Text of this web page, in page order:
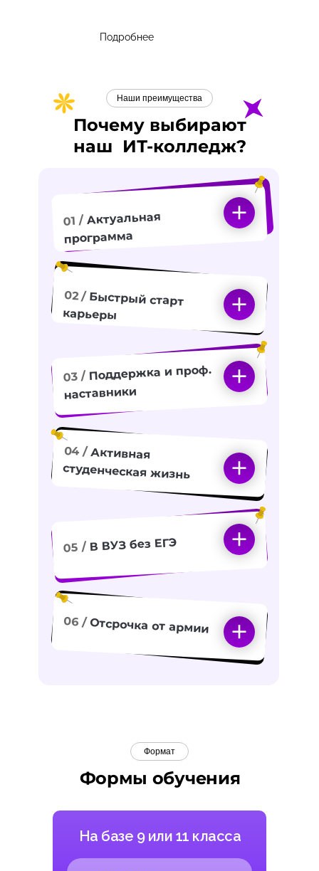
Подробнее
Почему выбирают
наш ИТ-колледж?
Наши преимущества
01 / Актуальная
программа
02 / Быстрый старт
карьеры
04 /Активная
студенческая жизнь
05 / В ВУЗ без ЕГЭ
06 / Отсрочка от армии
03 / Поддержка и проф.
наставники
Формат
Формы обучения
На базе 9 или 11 класса